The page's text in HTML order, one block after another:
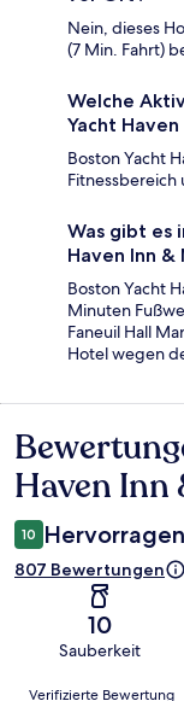
Nein, dieses
(7 Min. Fahrt)
Welche
Yacht
Boston Yacht
Was gibt es
Haven Inn &
Boston Yacht
Minuten
Faneuil Hall
Hotel wegen
Haven Inn
10
807 Bewertungen
10
Sauberkeit
Bewertungen
Verifizierte Bewertung